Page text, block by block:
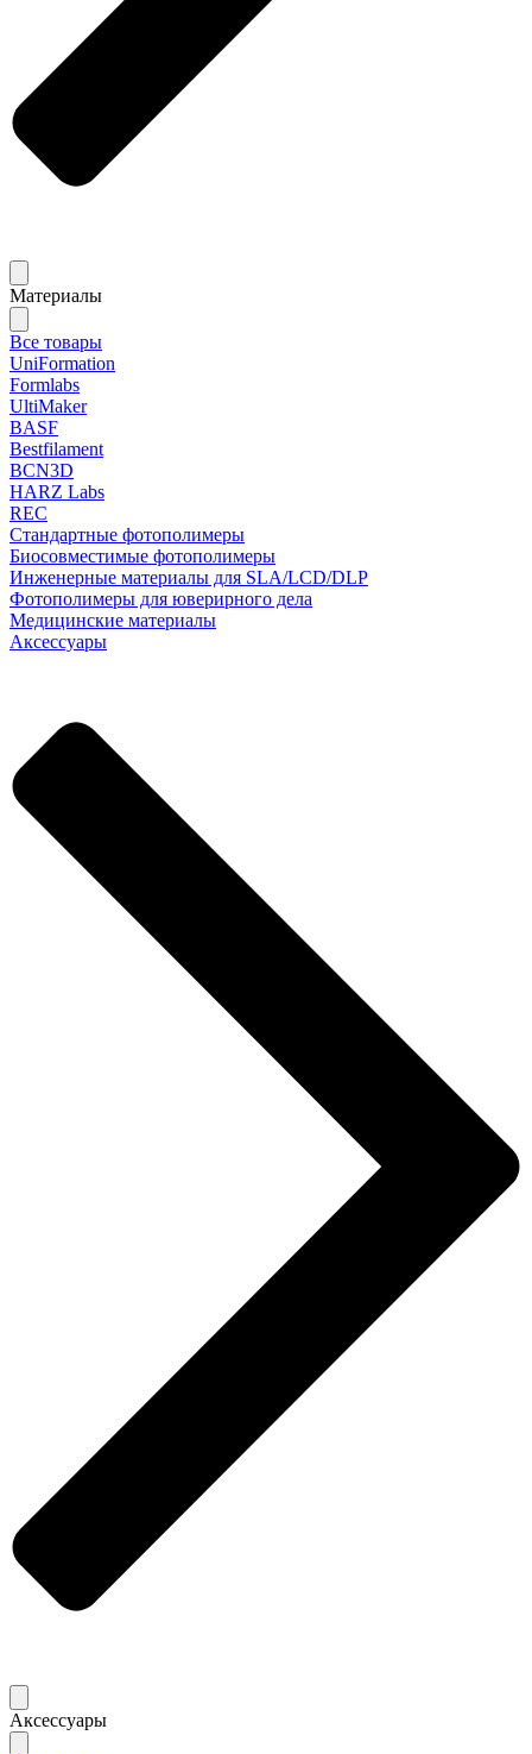
Материалы
Все товары
UniFormation
Formlabs
UltiMaker
BASF
Bestfilament
BCN3D
HARZ Labs
REC
Стандартные фотополимеры
Биосовместимые фотополимеры
Инженерные материалы для SLA/LCD/DLP
Фотополимеры для юверирного дела
Медицинские материалы
Аксессуары
Аксессуары